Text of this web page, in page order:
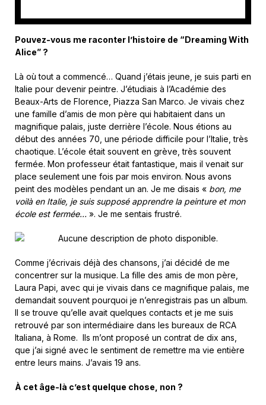
Pouvez-vous me raconter l’histoire de “Dreaming With
Alice” ?
Là où tout a commencé… Quand j’étais jeune, je suis parti en
Italie pour devenir peintre. J’étudiais à l’Académie des
Beaux-Arts de Florence, Piazza San Marco. Je vivais chez
une famille d’amis de mon père qui habitaient dans un
magnifique palais, juste derrière l’école. Nous étions au
début des années 70, une période difficile pour l’Italie, très
chaotique. L’école était souvent en grève, très souvent
fermée. Mon professeur était fantastique, mais il venait sur
place seulement une fois par mois environ. Nous avons
peint des modèles pendant un an. Je me disais « bon, me
voilà en Italie, je suis supposé apprendre la peinture et mon
école est fermée… ». Je me sentais frustré.
Comme j’écrivais déjà des chansons, j’ai décidé de me
concentrer sur la musique. La fille des amis de mon père,
Laura Papi, avec qui je vivais dans ce magnifique palais, me
demandait souvent pourquoi je n’enregistrais pas un album.
Il se trouve qu’elle avait quelques contacts et je me suis
retrouvé par son intermédiaire dans les bureaux de RCA
Italiana, à Rome. Ils m’ont proposé un contrat de dix ans,
que j’ai signé avec le sentiment de remettre ma vie entière
entre leurs mains. J’avais 19 ans.
À cet âge-là c’est quelque chose, non ?